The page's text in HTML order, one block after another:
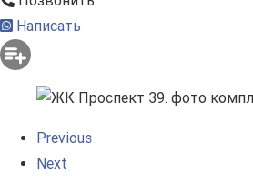
Написать
Previous
Next